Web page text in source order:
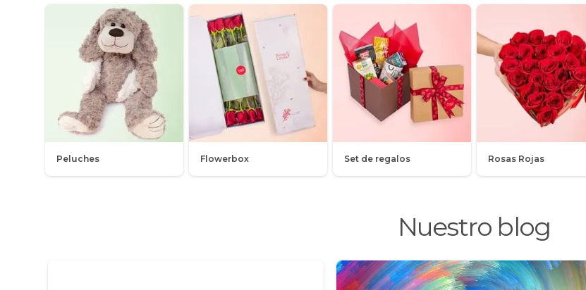
Peluches Flowerbox Set de regalos Rosas Rojas
Nuestro blog